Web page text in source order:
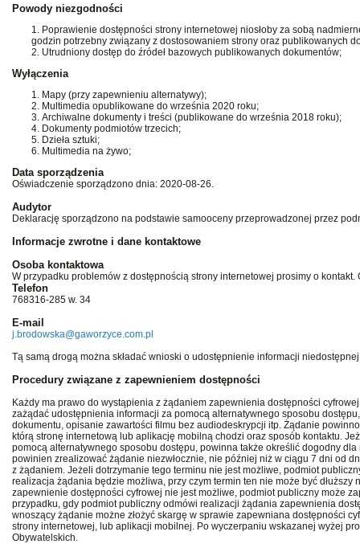
Powody niezgodności
Poprawienie dostępności strony internetowej niosłoby za sobą
godzin potrzebny związany z dostosowaniem strony oraz publikowanych
Utrudniony dostęp do źródeł bazowych publikowanych dokumentów;
Wyłączenia
Mapy (przy zapewnieniu alternatywy);
Multimedia opublikowane do września 2020 roku;
Archiwalne dokumenty i treści (publikowane do września 2018 roku);
Dokumenty podmiotów trzecich;
Dzieła sztuki;
Multimedia na żywo;
Data sporządzenia
Oświadczenie sporządzono dnia: 2020-08-26.
Audytor
Deklarację sporządzono na podstawie samooceny przeprowadzonej przez
Informacje zwrotne i dane kontaktowe
Osoba kontaktowa
W przypadku problemów z dostępnością strony internetowej prosimy o
Telefon
768316-285 w. 34
E-mail
j.brodowska@gaworzyce.com.pl
Tą samą drogą można składać wnioski o udostępnienie informacji
Procedury związane z zapewnieniem dostępności
Każdy ma prawo do wystąpienia z żądaniem zapewnienia dostępności
zażądać udostępnienia informacji za pomocą alternatywnego sposobu
dokumentu, opisanie zawartości filmu bez audiodeskrypcji itp. Żądanie
którą stronę internetową lub aplikację mobilną chodzi oraz sposób kontaktu.
pomocą alternatywnego sposobu dostępu, powinna także określić dogodny
powinien zrealizować żądanie niezwłocznie, nie później niż w ciągu 7 dni od
z żądaniem. Jeżeli dotrzymanie tego terminu nie jest możliwe, podmiot
realizacja żądania będzie możliwa, przy czym termin ten nie może być
zapewnienie dostępności cyfrowej nie jest możliwe, podmiot publiczny może
przypadku, gdy podmiot publiczny odmówi realizacji żądania zapewnienia
wnoszący żądanie możne złożyć skargę w sprawie zapewniana dostępności
strony internetowej, lub aplikacji mobilnej. Po wyczerpaniu wskazanej wyżej
Obywatelskich.